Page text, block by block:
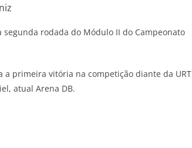
rodada do Módulo II do Campeonato
a primeira vitória na competição diante da URT
atual Arena DB.